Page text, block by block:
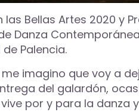
Bellas Artes 2020 y
Danza
Palencia.
imagino que voy a
del galardón,
por y para la danza